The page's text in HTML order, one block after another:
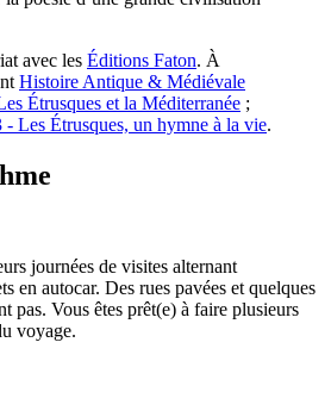
avec les Éditions Faton. À
Histoire Antique & Médiévale
Étrusques et la Méditerranée ;
Les Étrusques, un hymne à la vie.
journées de visites alternant
en autocar. Des rues pavées et quelques
pas. Vous êtes prêt(e) à faire plusieurs
voyage.